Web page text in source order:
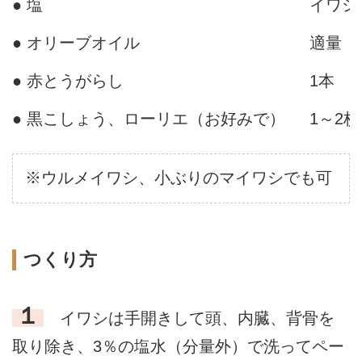
● 塩 イワ
● オリーブオイル 適量
● 赤とうがらし 1本
● 黒こしょう、ローリエ（お好みで） 1～2枚
※ウルメイワシ、小ぶりのマイワシでも可
つくり方
１
イワシは手開きして頭、内臓、背骨を
取り除き、3％の塩水（分量外）で洗ってペー